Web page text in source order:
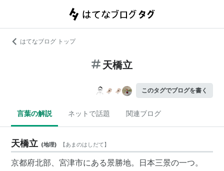
はてなブログ トップ
天橋立
このタグでブログを書く
言葉の解説 ネットで話題 関連ブログ
天橋立 (地理) 【あまのはしだて】
京都府北部、宮津市にある景勝地。 日本三景の一つ。